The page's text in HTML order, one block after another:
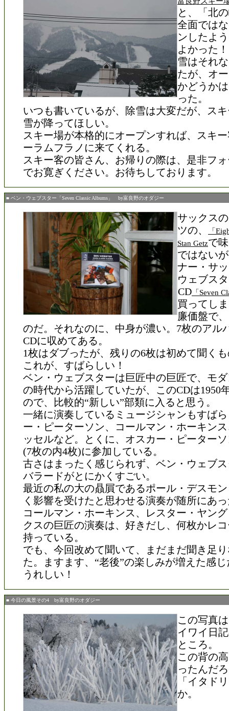
と、「北
全面では
ンしたよ
よかった！
雪はそれ
たが、オ
かどうか
った。
いつも書いているが、除雪は大変だが、ス
雪が降ってほしい。
スキー場が本格的にオープンすれば、スキ
ーラムフラノに来てくれる。
スキー客の皆さん、お帰りの際は、是非フ
でお寛ぎください。お待ちしております。
■ ベン・ウェブスター「Seven Classic Albums」 by富良野のオダジー
サックス
ツの、
「
Stan Getzで
ではない
ナー・サ
ウェブス
CD 「Seven
買ってし
廉価盤で
のだ。それなのに、中身が濃い。7枚のアル
CDに収めてある。
1枚はダブったが、残りの6枚は初めて聞く
これが、すばらしい！
ベン・ウェブスターは巨匠中の巨匠で、モ
の時代から活躍していたが、このCDは1950
ので、比較的“新しい”部類に入ると思う。
一緒に演奏しているミュージシャンもすば
ー・ピーターソン、コールマン・ホーキン
ッセルなど。とくに、オスカー・ピーター
(7枚の内4枚)に参加している。
古さはまったく感じられず、ベン・ウェブ
バラードがとにかくすごい。
最近の私の大の贔屓であるポール・デスモ
く影響を受けたと思わせる演奏が随所にあ
コールマン・ホーキンス、レスター・ヤン
クスの巨匠の演奏は、好きだし、何枚かレ
持っている。
でも、今回改めて聞いて、まだまだ聞き足
た。ますます、“老後”の楽しみが増えた感じ
うれしい！
■ 今日の風景その4 by富良野のオダジー
この写真
イワイ日
ところ。
この背の
ったんだ
「イタド
か。